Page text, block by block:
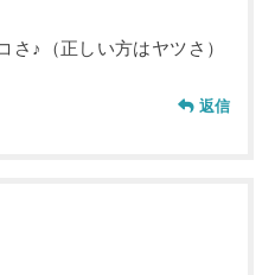
さ♪（正しい方はヤツさ）
返信